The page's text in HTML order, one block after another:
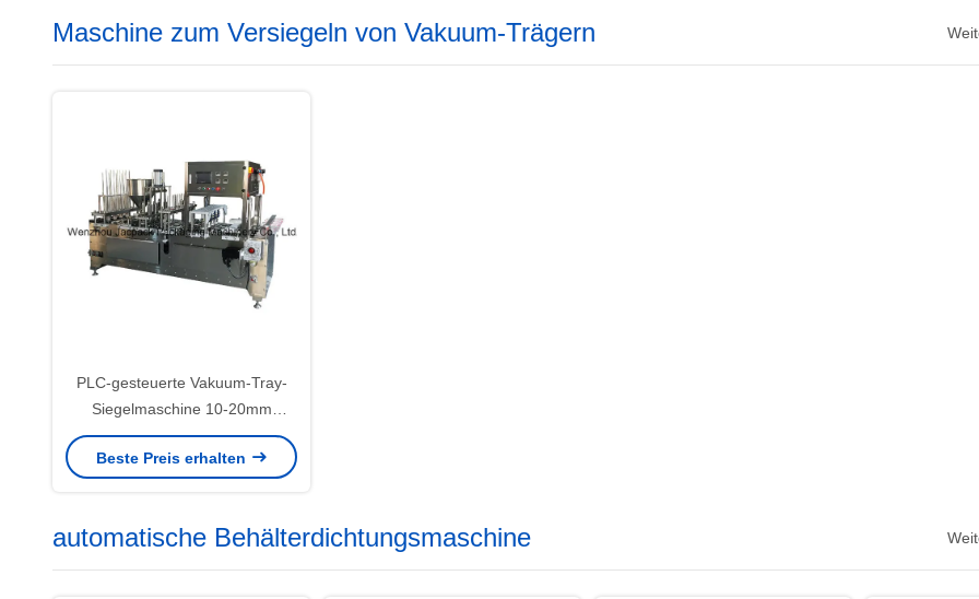
Maschine zum Versiegeln von Vakuum-Trägern
PLC-gesteuerte Vakuum-Tray-
Siegelmaschine 10-20mm
Versiegelung 0-12m/min
Versiegelungsgeschwindigkeit
Beste Preis erhalten
automatische Behälterdichtungsmaschine